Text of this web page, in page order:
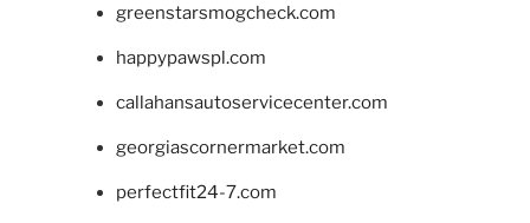
greenstarsmogcheck.com
happypawspl.com
callahansautoservicecenter.com
georgiascornermarket.com
perfectfit24-7.com